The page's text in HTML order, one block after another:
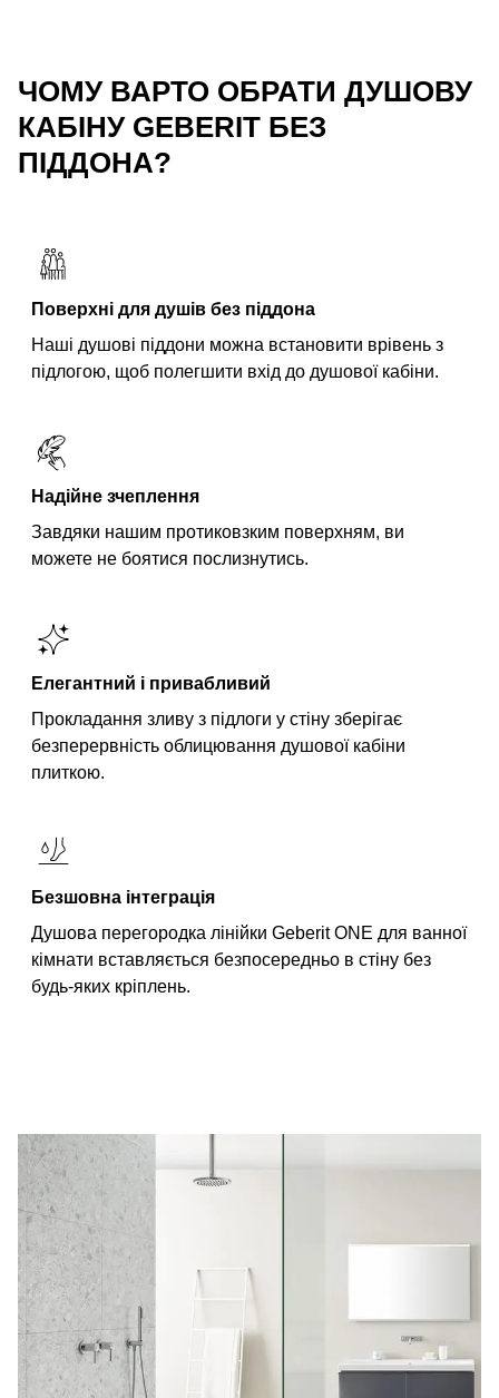
ЧОМУ ВАРТО ОБРАТИ ДУШОВУ
КАБІНУ GEBERIT БЕЗ
ПІДДОНА?
Поверхні для душів без піддона
Наші душові піддони можна встановити врівень з
підлогою, щоб полегшити вхід до душової кабіни.
Надійне зчеплення
Завдяки нашим протиковзким поверхням, ви
можете не боятися послизнутись.
Елегантний і привабливий
Прокладання зливу з підлоги у стіну зберігає
безперервність облицювання душової кабіни
плиткою.
Безшовна інтеграція
Душова перегородка лінійки Geberit ONE для ванної
кімнати вставляється безпосередньо в стіну без
будь-яких кріплень.